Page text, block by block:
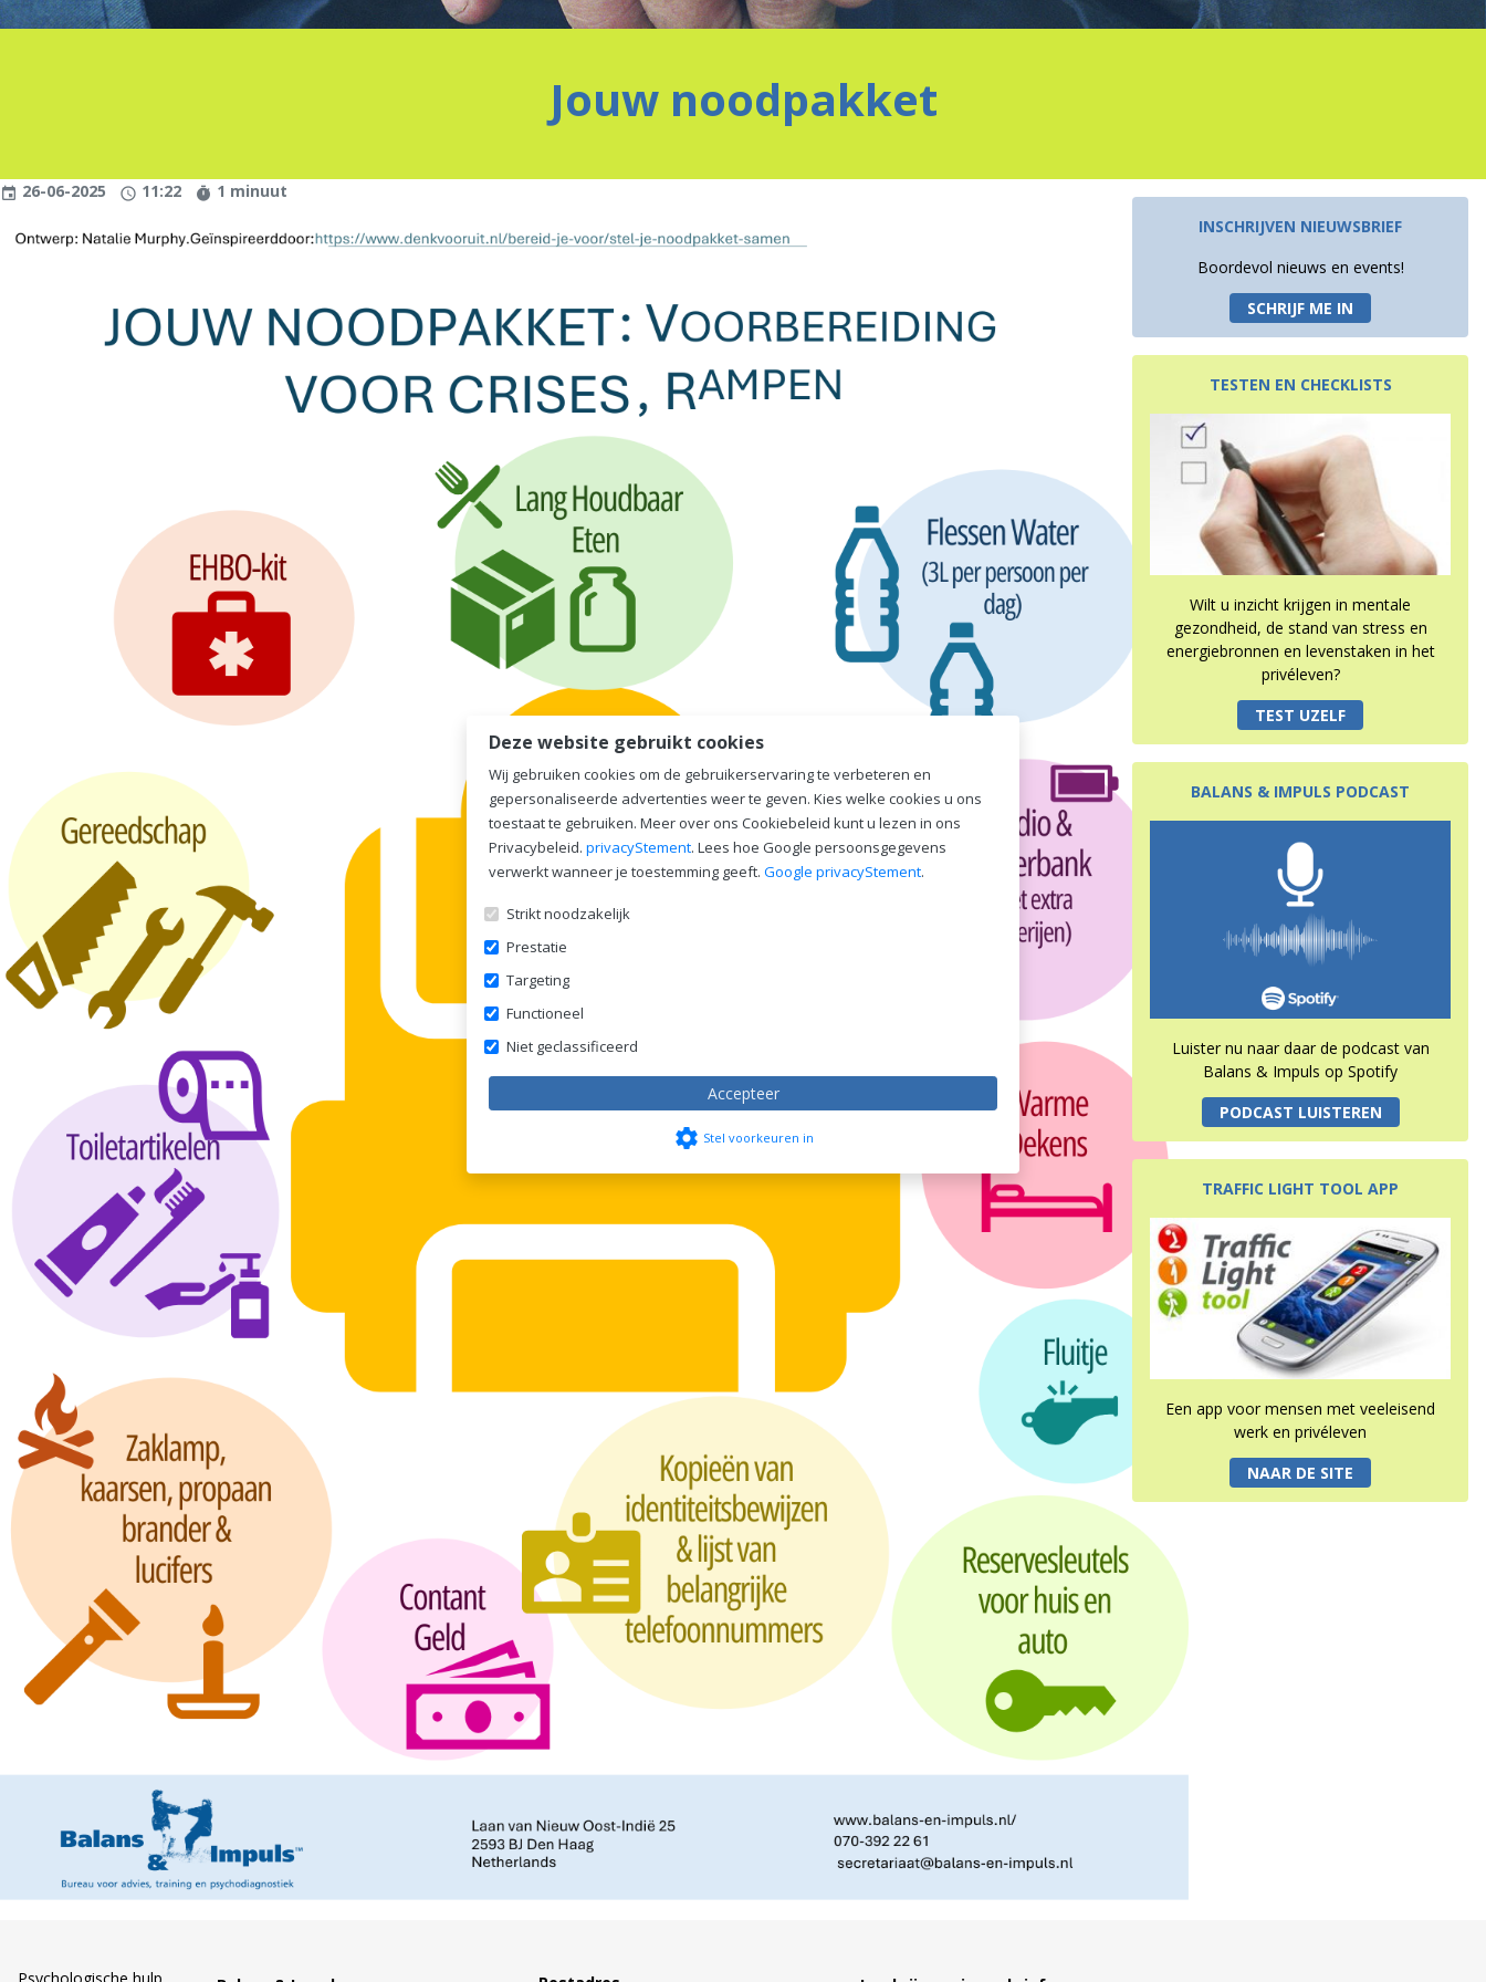
Jouw noodpakket
event 26-06-2025 schedule 11:22 timer 1 minuut
INSCHRIJVEN NIEUWSBRIEF
Boordevol nieuws en events!
SCHRIJF ME IN
TESTEN EN CHECKLISTS
Wilt u inzicht krijgen in mentale
gezondheid, de stand van stress en
energiebronnen en levenstaken in het
privéleven?
TEST UZELF
BALANS & IMPULS PODCAST
Luister nu naar daar de podcast van
Balans & Impuls op Spotify
PODCAST LUISTEREN
TRAFFIC LIGHT TOOL APP
Een app voor mensen met veeleisend
werk en privéleven
NAAR DE SITE
Deze website gebruikt cookies
Wij gebruiken cookies om de gebruikerservaring te verbeteren en
gepersonaliseerde advertenties weer te geven. Kies welke cookies u ons
toestaat te gebruiken. Meer over ons Cookiebeleid kunt u lezen in ons
Privacybeleid. privacyStement. Lees hoe Google persoonsgegevens
verwerkt wanneer je toestemming geeft. Google privacyStement.
Strikt noodzakelijk
Prestatie
Targeting
Functioneel
Niet geclassificeerd
Accepteer
settings Stel voorkeuren in